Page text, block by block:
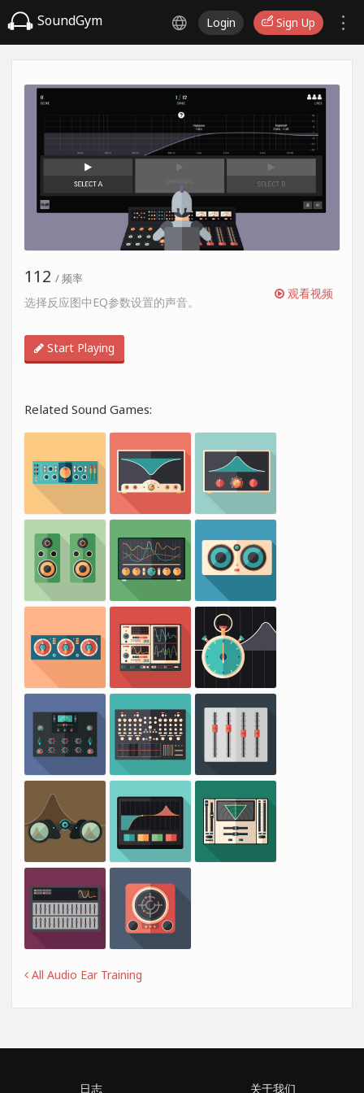
SoundGym Login Sign Up
观看视频
112 / 频率
选择反应图中EQ参数设置的声音。
Start Playing
Related Sound Games:
All Audio Ear Training
日志 关于我们